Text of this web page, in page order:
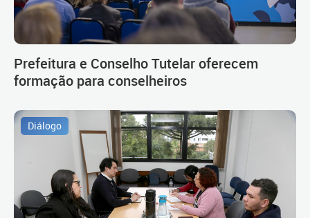
Prefeitura e Conselho Tutelar oferecem
formação para conselheiros
Diálogo